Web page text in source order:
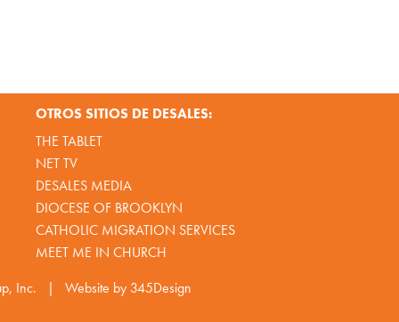
OTROS SITIOS DE DESALES:
THE TABLET
NET TV
DESALES MEDIA
DIOCESE OF BROOKLYN
CATHOLIC MIGRATION SERVICES
MEET ME IN CHURCH
Inc. | Website by 345Design